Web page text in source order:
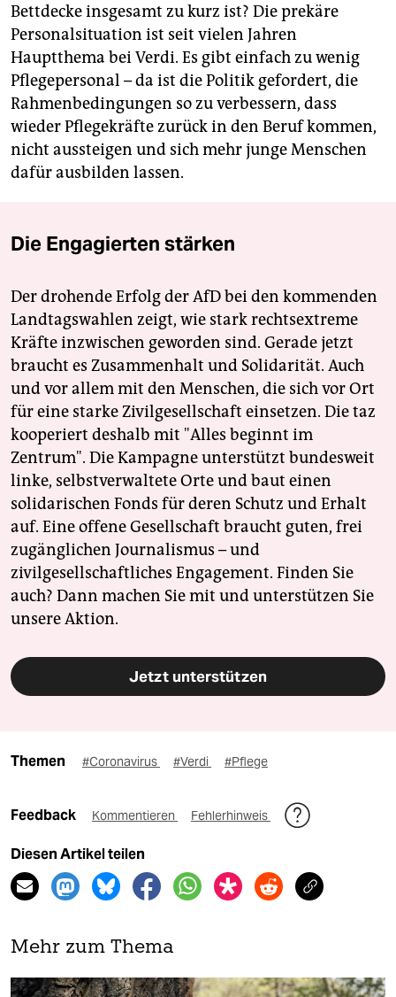
Bettdecke insgesamt zu kurz ist? Die prekäre
Personalsituation ist seit vielen Jahren
Hauptthema bei Verdi. Es gibt einfach zu wenig
Pflegepersonal – da ist die Politik gefordert, die
Rahmenbedingungen so zu verbessern, dass
wieder Pflegekräfte zurück in den Beruf kommen,
nicht aussteigen und sich mehr junge Menschen
dafür ausbilden lassen.
Die Engagierten stärken
Der drohende Erfolg der AfD bei den kommenden
Landtagswahlen zeigt, wie stark rechtsextreme
Kräfte inzwischen geworden sind. Gerade jetzt
braucht es Zusammenhalt und Solidarität. Auch
und vor allem mit den Menschen, die sich vor Ort
für eine starke Zivilgesellschaft einsetzen. Die taz
kooperiert deshalb mit "Alles beginnt im
Zentrum". Die Kampagne unterstützt bundesweit
linke, selbstverwaltete Orte und baut einen
solidarischen Fonds für deren Schutz und Erhalt
auf. Eine offene Gesellschaft braucht guten, frei
zugänglichen Journalismus – und
zivilgesellschaftliches Engagement. Finden Sie
auch? Dann machen Sie mit und unterstützen Sie
unsere Aktion.
Jetzt unterstützen
Themen #Coronavirus #Verdi #Pflege
Feedback Kommentieren Fehlerhinweis
Diesen Artikel teilen
Mehr zum Thema